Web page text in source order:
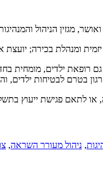
מגזין הניהול
ומנהלת בכירה;
רופאת ילדים, מומחית
בטרם לבטיחות ילדים,
או לתאם פגישת ייעוץ
, ניהול מעורר השראה,